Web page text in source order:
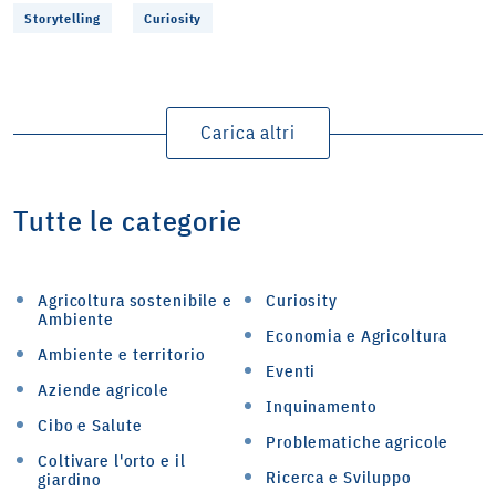
Storytelling
Curiosity
Carica altri
Tutte le categorie
Agricoltura sostenibile e
Ambiente
Ambiente e territorio
Aziende agricole
Cibo e Salute
Coltivare l'orto e il
giardino
Curiosity
Economia e Agricoltura
Eventi
Inquinamento
Problematiche agricole
Ricerca e Sviluppo